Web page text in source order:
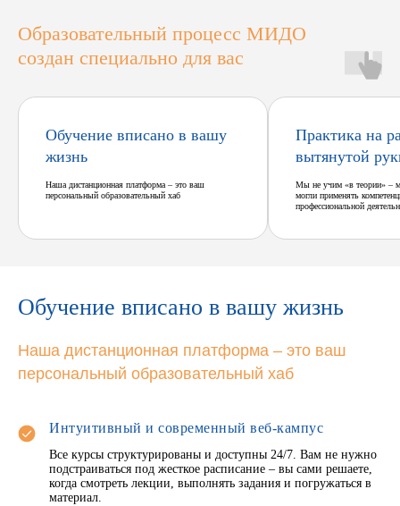
Образовательный процесс МИДО
создан специально для вас
Обучение вписано в вашу
жизнь
Наша дистанционная платформа – это ваш
персональный образовательный хаб
Практика на
вытянутой
Мы не учим «в теории» –
могли применять
профессиональной
Обучение вписано в вашу жизнь
Наша дистанционная платформа – это ваш
персональный образовательный хаб
Интуитивный и современный веб-кампус
Все курсы структурированы и доступны 24/7. Вам не нужно
подстраиваться под жесткое расписание – вы сами решаете,
когда смотреть лекции, выполнять задания и погружаться в
материал.